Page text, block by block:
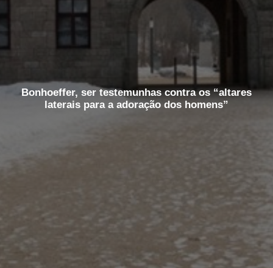
Bonhoeffer, ser testemunhas contra os “altares
laterais para a adoração dos homens”